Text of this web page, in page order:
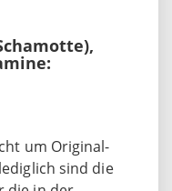
um Original-
sind die